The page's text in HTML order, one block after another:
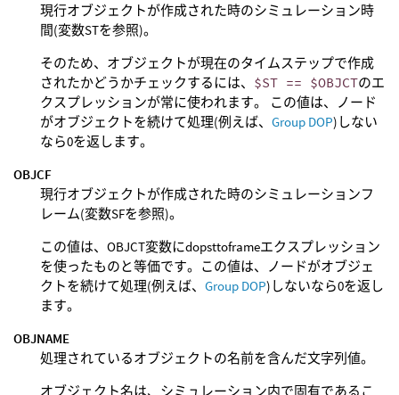
現行オブジェクトが作成された時のシミュレーション時
間(変数STを参照)。
そのため、オブジェクトが現在のタイムステップで作成
されたかどうかチェックするには、 $ST == $OBJCTのエ
クスプレッションが常に使われます。 この値は、ノード
がオブジェクトを続けて処理(例えば、 Group DOP)しない
なら0を返します。
OBJCF
現行オブジェクトが作成された時のシミュレーションフ
レーム(変数SFを参照)。
この値は、OBJCT変数にdopsttoframeエクスプレッション
を使ったものと等価です。この値は、ノードがオブジェ
クトを続けて処理(例えば、 Group DOP)しないなら0を返し
ます。
OBJNAME
処理されているオブジェクトの名前を含んだ文字列値。
オブジェクト名は、シミュレーション内で固有であるこ